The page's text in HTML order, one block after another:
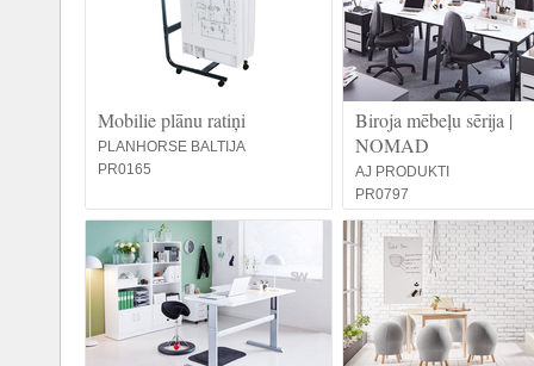
Mobilie plānu ratiņi
PLANHORSE BALTIJA
PR0165
Biroja mēbeļu sērija |
NOMAD
AJ PRODUKTI
PR0797